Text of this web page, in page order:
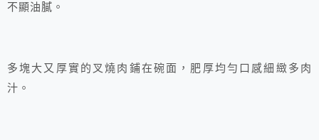
不顯油膩。
多塊大又厚實的叉燒肉鋪在碗面，肥厚均勻口感細緻多肉
汁。